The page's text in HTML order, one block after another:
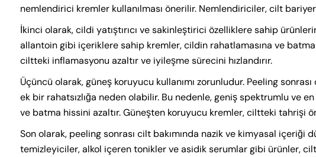
nemlendirici kremler kullanılması önerilir. Nemlendiriciler, cilt
İkinci olarak, cildi yatıştırıcı ve sakinleştirici özelliklere sahip
allantoin gibi içeriklere sahip kremler, cildin rahatlamasına ve
ciltteki inflamasyonu azaltır ve iyileşme sürecini hızlandırır.
Üçüncü olarak, güneş koruyucu kullanımı zorunludur. Peeling
ek bir rahatsızlığa neden olabilir. Bu nedenle, geniş spektrumlu ve
ve batma hissini azaltır. Güneşten koruyucu kremler, ciltteki tahrişi
Son olarak, peeling sonrası cilt bakımında nazik ve kimyasal
temizleyiciler, alkol içeren tonikler ve asidik serumlar gibi ürünler,